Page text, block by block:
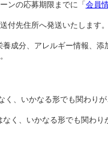
ンの応募期限までに「会員
付先住所へ発送いたします
成分、アレルギー情報、
、いかなる形でも関わりが
く、いかなる形でも関わり